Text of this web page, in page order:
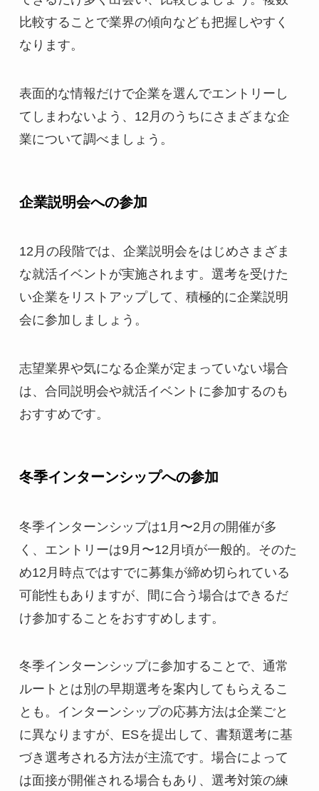
比較することで業界の傾向なども把握しやすく
なります。
表面的な情報だけで企業を選んでエントリーし
てしまわないよう、12月のうちにさまざまな企
業について調べましょう。
企業説明会への参加
12月の段階では、企業説明会をはじめさまざま
な就活イベントが実施されます。選考を受けた
い企業をリストアップして、積極的に企業説明
会に参加しましょう。
志望業界や気になる企業が定まっていない場合
は、合同説明会や就活イベントに参加するのも
おすすめです。
冬季インターンシップへの参加
冬季インターンシップは1月〜2月の開催が多
く、エントリーは9月〜12月頃が一般的。そのた
め12月時点ではすでに募集が締め切られている
可能性もありますが、間に合う場合はできるだ
け参加することをおすすめします。
冬季インターンシップに参加することで、通常
ルートとは別の早期選考を案内してもらえるこ
とも。インターンシップの応募方法は企業ごと
に異なりますが、ESを提出して、書類選考に基
づき選考される方法が主流です。場合によって
は面接が開催される場合もあり、選考対策の練